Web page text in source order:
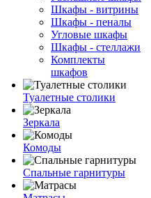
Шкафы - витрины
Шкафы - пеналы
Угловые шкафы
Шкафы - стеллажи
Комплекты
шкафов
Туалетные столики
Зеркала
Комоды
Спальные гарнитуры